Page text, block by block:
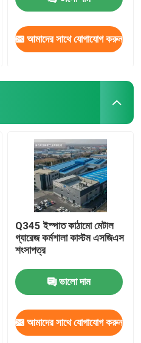
আমাদের সাথে যোগাযোগ করুন
Q345 ইস্পাত কাঠামো মেটাল
গ্যারেজ কর্মশালা কাস্টম এসজিএস
শংসাপত্র
ভালো দাম
আমাদের সাথে যোগাযোগ করুন